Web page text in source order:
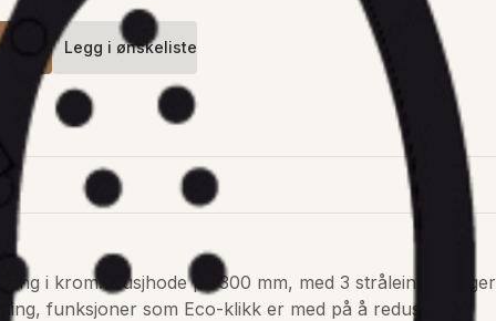
Legg i ønskeliste
innbygging Vis detaljer
i krom. Dusjhode på 300 mm, med 3 stråleinnstillinger
funksjoner som Eco-klikk er med på å redusere